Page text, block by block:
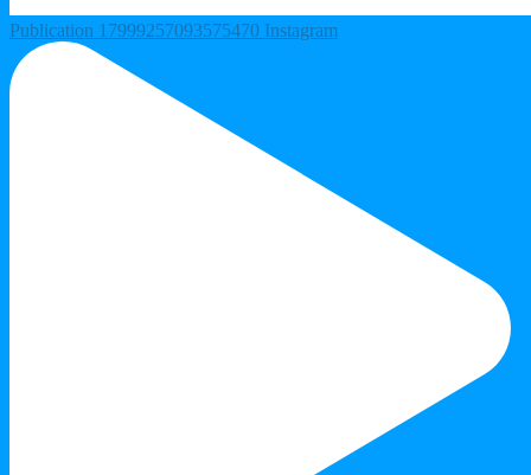
Publication 17999257093575470 Instagram